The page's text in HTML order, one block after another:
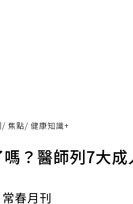
/ 焦點/ 健康知識+
？醫師列7大
常春月刊